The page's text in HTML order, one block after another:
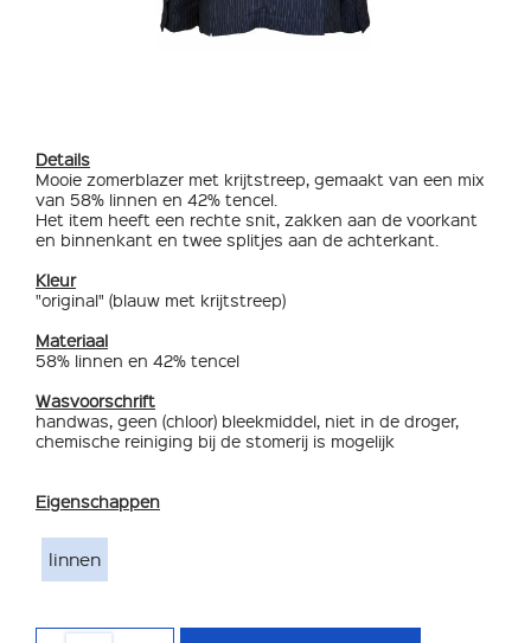
Details
Mooie zomerblazer met krijtstreep, gemaakt van een mix
van 58% linnen en 42% tencel.
Het item heeft een rechte snit, zakken aan de voorkant
en binnenkant en twee splitjes aan de achterkant.
Kleur
"original" (blauw met krijtstreep)
Materiaal
58% linnen en 42% tencel
Wasvoorschrift
handwas, geen (chloor) bleekmiddel, niet in de droger,
chemische reiniging bij de stomerij is mogelijk
Eigenschappen
linnen